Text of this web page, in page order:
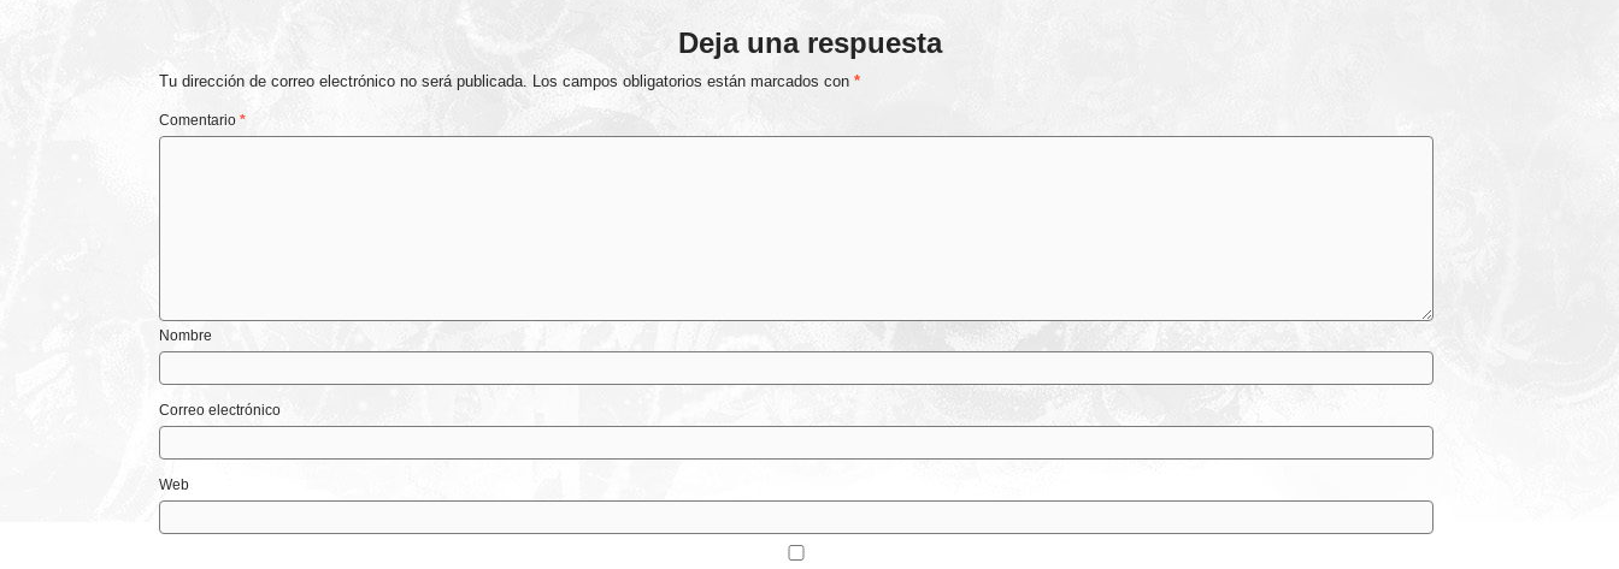
Deja una respuesta
Tu dirección de correo electrónico no será publicada. Los campos obligatorios están marcados con *
Comentario *
Nombre
Correo electrónico
Web